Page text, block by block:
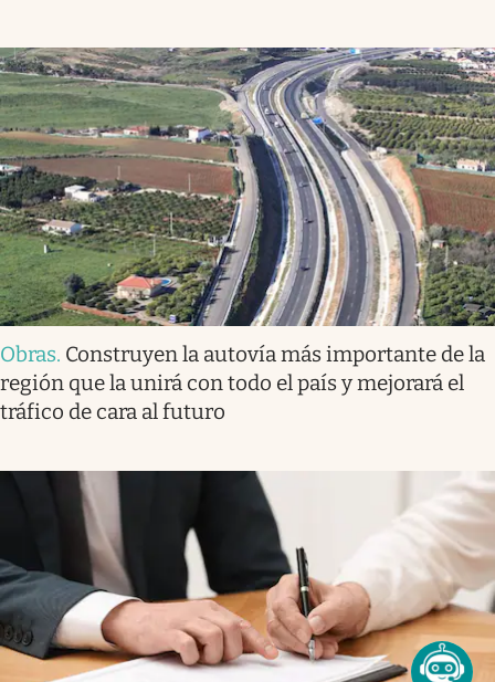
Obras. Construyen la autovía más importante de la
región que la unirá con todo el país y mejorará el
tráfico de cara al futuro